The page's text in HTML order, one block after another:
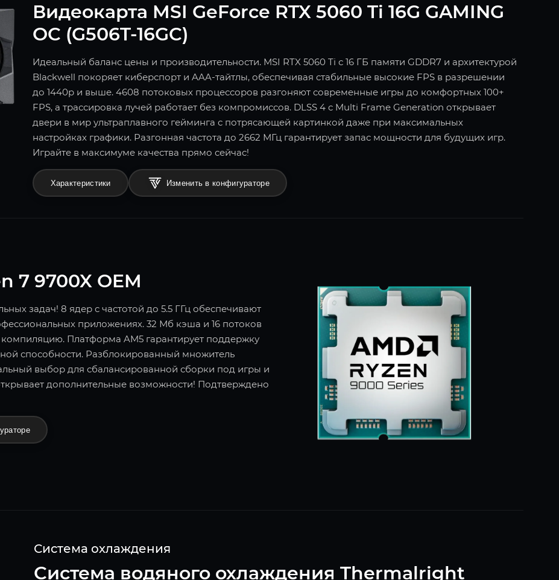
Видеокарта MSI GeForce RTX 5060 Ti 16G GAMING
OC (G506T-16GC)
Идеальный баланс цены и производительности. MSI RTX 5060 Ti с 16 ГБ памяти GDDR7 и архитектурой
Blackwell покоряет киберспорт и AAA-тайтлы, обеспечивая стабильные высокие FPS в разрешении
до 1440p и выше. 4608 потоковых процессоров разгоняют современные игры до комфортных 100+
FPS, а трассировка лучей работает без компромиссов. DLSS 4 с Multi Frame Generation открывает
двери в мир ультраплавного гейминга с потрясающей картинкой даже при максимальных
настройках графики. Разгонная частота до 2662 МГц гарантирует запас мощности для будущих игр.
Играйте в максимуме качества прямо сейчас!
Характеристики Изменить в конфигураторе
7 9700X OEM
задач! 8 ядер с частотой до 5.5 ГГц обеспечивают
приложениях. 32 Мб кэша и 16 потоков
Платформа AM5 гарантирует поддержку
способности. Разблокированный множитель
выбор для сбалансированной сборки под игры и
дополнительные возможности! Подтверждено
Система охлаждения
Система водяного охлаждения Thermalright